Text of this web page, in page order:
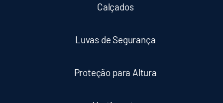
Calçados
Luvas de Segurança
Proteção para Altura